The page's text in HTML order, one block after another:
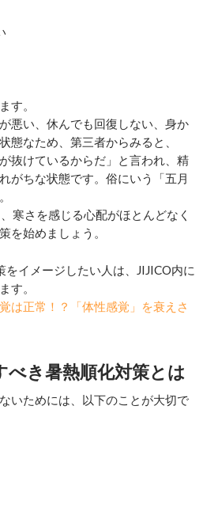
す。
悪い、休んでも回復しない、身か
態なため、第三者からみると、
抜けているからだ」と言われ、精
がちな状態です。俗にいう「五月
寒さを感じる心配がほとんどなく
を始めましょう。
イメージしたい人は、JIJICO内に
す。
は正常！？「体性感覚」を衰えさ
べき暑熱順化対策とは
いためには、以下のことが大切で